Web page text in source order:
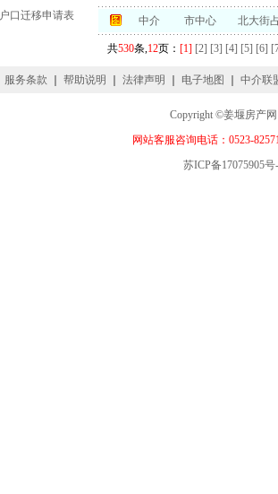
户口迁移申请表 中介 市中心 北大街
共530条,12页： [1] [2] [3] [4] [5] [6]
服务条款 帮助说明 法律声明 电子地图 中介联
Copyright ©姜堰房产
网站客服咨询电话：0523-
苏ICP备17075905号